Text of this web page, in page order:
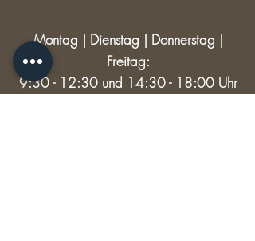
Montag | Dienstag | Donnerstag |
Freitag:
9:30 - 12:30 und 14:30 - 18:00 Uhr